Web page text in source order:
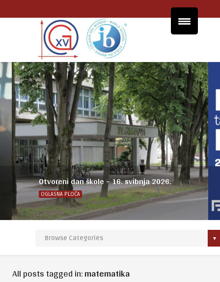
Otvoreni dan škole – 16. svibnja 2026.
OGLASNA PLOČA
All posts tagged in:matematika